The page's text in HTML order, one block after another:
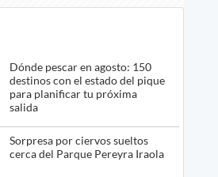
Dónde pescar en agosto: 150
destinos con el estado del pique
para planificar tu próxima
salida
Sorpresa por ciervos sueltos
cerca del Parque Pereyra Iraola